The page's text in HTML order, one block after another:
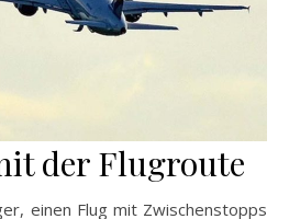
der Flugroute
einen Flug mit Zwischenstopps